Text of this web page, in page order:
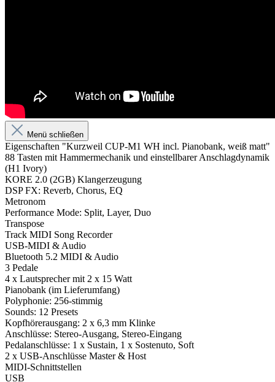
Menü schließen
Eigenschaften "Kurzweil CUP-M1 WH incl. Pianobank, weiß matt"
88 Tasten mit Hammermechanik und einstellbarer Anschlagdynamik
(H1 Ivory)
KORE 2.0 (2GB) Klangerzeugung
DSP FX: Reverb, Chorus, EQ
Metronom
Performance Mode: Split, Layer, Duo
Transpose
Track MIDI Song Recorder
USB-MIDI & Audio
Bluetooth 5.2 MIDI & Audio
3 Pedale
4 x Lautsprecher mit 2 x 15 Watt
Pianobank (im Lieferumfang)
Polyphonie: 256-stimmig
Sounds: 12 Presets
Kopfhörerausgang: 2 x 6,3 mm Klinke
Anschlüsse: Stereo-Ausgang, Stereo-Eingang
Pedalanschlüsse: 1 x Sustain, 1 x Sostenuto, Soft
2 x USB-Anschlüsse Master & Host
MIDI-Schnittstellen
USB